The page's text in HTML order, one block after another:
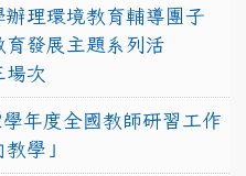
理環境教育輔導團子
發展主題系列活
場次
年度全國教師研習工作
學」